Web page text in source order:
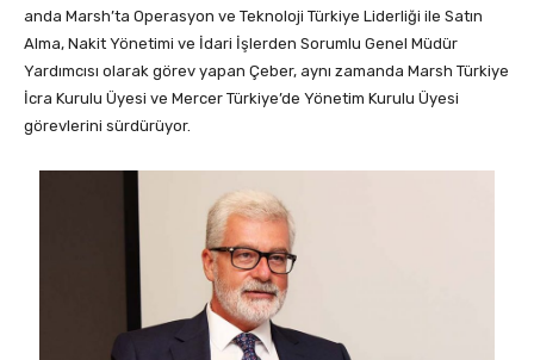
anda Marsh’ta Operasyon ve Teknoloji Türkiye Liderliği ile Satın
Alma, Nakit Yönetimi ve İdari İşlerden Sorumlu Genel Müdür
Yardımcısı olarak görev yapan Çeber, aynı zamanda Marsh Türkiye
İcra Kurulu Üyesi ve Mercer Türkiye’de Yönetim Kurulu Üyesi
görevlerini sürdürüyor.